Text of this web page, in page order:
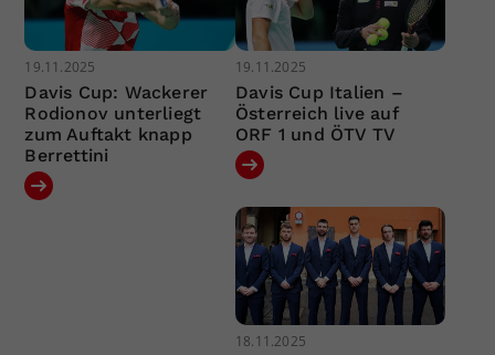
19.11.2025
Davis Cup: Wackerer
Rodionov unterliegt
zum Auftakt knapp
Berrettini
19.11.2025
Davis Cup Italien –
Österreich live auf
ORF 1 und ÖTV TV
18.11.2025